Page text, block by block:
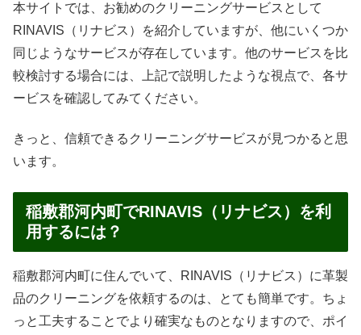
本サイトでは、お勧めのクリーニングサービスとして
RINAVIS（リナビス）を紹介していますが、他にいくつか
同じようなサービスが存在しています。他のサービスを比
較検討する場合には、上記で説明したような視点で、各サ
ービスを確認してみてください。
きっと、信頼できるクリーニングサービスが見つかると思
います。
稲敷郡河内町でRINAVIS（リナビス）を利
用するには？
稲敷郡河内町に住んでいて、RINAVIS（リナビス）に革製
品のクリーニングを依頼するのは、とても簡単です。ちょ
っと工夫することでより確実なものとなりますので、ポイ